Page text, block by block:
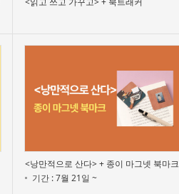
<낭만적으로 산다> + 종이 마그넷 북마크
기간 : 7월 21일 ~